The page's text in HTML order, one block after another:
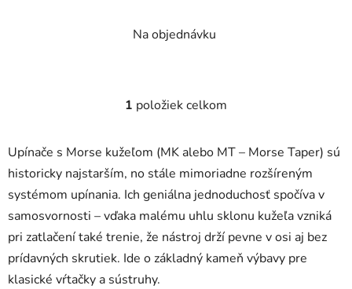
Na objednávku
O
l
d
a
c
i
e
p
1 položiek celkom
Upínače s Morse kužeľom (MK alebo MT – Morse Taper) sú
historicky najstarším, no stále mimoriadne rozšíreným
systémom upínania. Ich geniálna jednoduchosť spočíva v
samosvornosti – vďaka malému uhlu sklonu kužeľa vzniká
pri zatlačení také trenie, že nástroj drží pevne v osi aj bez
prídavných skrutiek. Ide o základný kameň výbavy pre
klasické vŕtačky a sústruhy.